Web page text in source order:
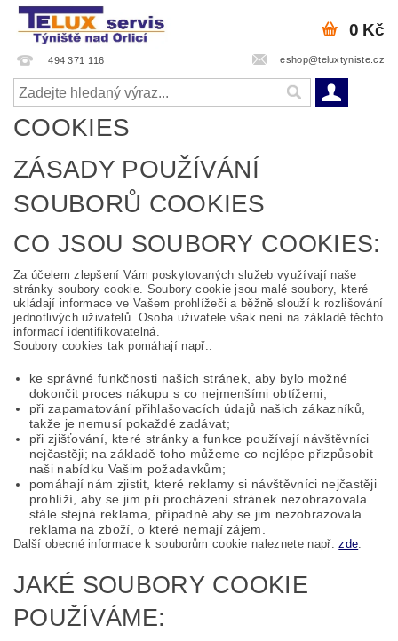
494 371 116 eshop@teluxtyniste.cz
0 Kč
COOKIES
ZÁSADY POUŽÍVÁNÍ
SOUBORŮ COOKIES
CO JSOU SOUBORY COOKIES:
Za účelem zlepšení Vám poskytovaných služeb využívají naše
stránky soubory cookie. Soubory cookie jsou malé soubory, které
ukládají informace ve Vašem prohlížeči a běžně slouží k rozlišování
jednotlivých uživatelů. Osoba uživatele však není na základě těchto
informací identifikovatelná.
Soubory cookies tak pomáhají např.:
ke správné funkčnosti našich stránek, aby bylo možné
dokončit proces nákupu s co nejmenšími obtížemi;
při zapamatování přihlašovacích údajů našich zákazníků,
takže je nemusí pokaždé zadávat;
při zjišťování, které stránky a funkce používají návštěvníci
nejčastěji; na základě toho můžeme co nejlépe přizpůsobit
naši nabídku Vašim požadavkům;
pomáhají nám zjistit, které reklamy si návštěvníci nejčastěji
prohlíží, aby se jim při procházení stránek nezobrazovala
stále stejná reklama, případně aby se jim nezobrazovala
reklama na zboží, o které nemají zájem.
Další obecné informace k souborům cookie naleznete např.zde.
JAKÉ SOUBORY COOKIE
POUŽÍVÁME: